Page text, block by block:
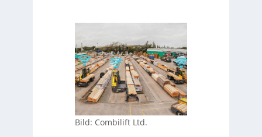
Bild: Combilift Ltd.